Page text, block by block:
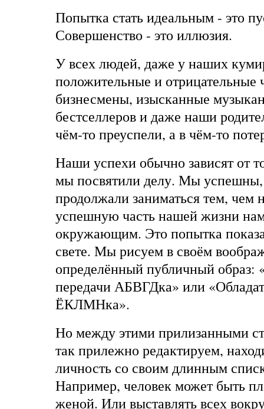
Попытка стать идеальным - это
Совершенство - это иллюзия.
У всех людей, даже у наших
положительные и отрицательные
бизнесмены, изысканные
бестселлеров и даже наши
чём-то преуспели, а в чём-то
Наши успехи обычно зависят от
мы посвятили делу. Мы успешны,
продолжали заниматься тем, чем
успешную часть нашей жизни нам
окружающим. Это попытка
свете. Мы рисуем в своём
определённый публичный
передачи АБВГДка» или
ЁКЛМНка».
Но между этими прилизанными
так прилежно редактируем,
личность со своим длинным
Например, человек может быть
женой. Или выставлять всех